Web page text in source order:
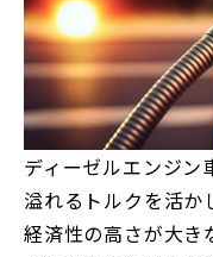
ディーゼルエンジン
溢れるトルクを活か
経済性の高さが大き